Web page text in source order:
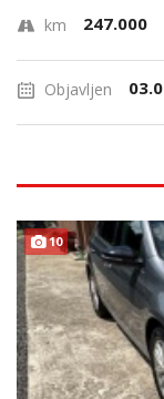
km 247.000
Objavljen
10